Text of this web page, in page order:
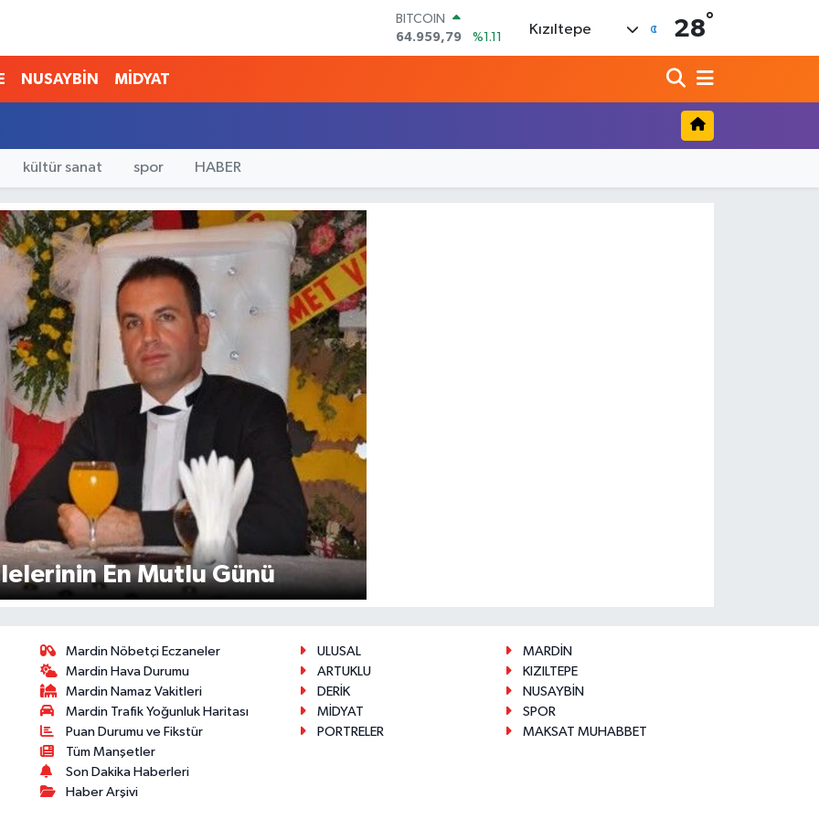
BITCOIN
64.959,79
%1.11
DOLAR
64,4811
%0.38
Kızıltepe 28°
NUSAYBİN MİDYAT
kültür sanat spor HABER
ailelerinin En Mutlu Günü
Mardin Nöbetçi Eczaneler
Mardin Hava Durumu
Mardin Namaz Vakitleri
Mardin Trafik Yoğunluk Haritası
Puan Durumu ve Fikstür
Tüm Manşetler
Son Dakika Haberleri
Haber Arşivi
ULUSAL
MARDİN
ARTUKLU
KIZILTEPE
DERİK
NUSAYBİN
MİDYAT
SPOR
PORTRELER
MAKSAT MUHABBET